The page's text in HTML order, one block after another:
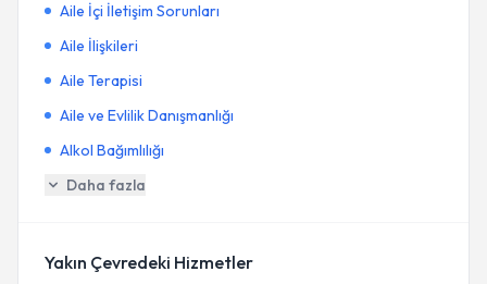
Aile İçi İletişim Sorunları
Aile İlişkileri
Aile Terapisi
Aile ve Evlilik Danışmanlığı
Alkol Bağımlılığı
Daha fazla
Yakın Çevredeki Hizmetler